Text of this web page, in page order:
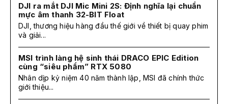
DJI ra mắt DJI Mic Mini 2S: Định nghĩa lại chuẩn
mực âm thanh 32-BIT Float
DJI, thương hiệu hàng đầu thế giới về thiết bị quay phim
và giải...
MSI trình làng hệ sinh thái DRACO EPIC Edition
cùng “siêu phẩm” RTX 5080
Nhân dịp kỷ niệm 40 năm thành lập, MSI đã chính thức
giới thiệu...